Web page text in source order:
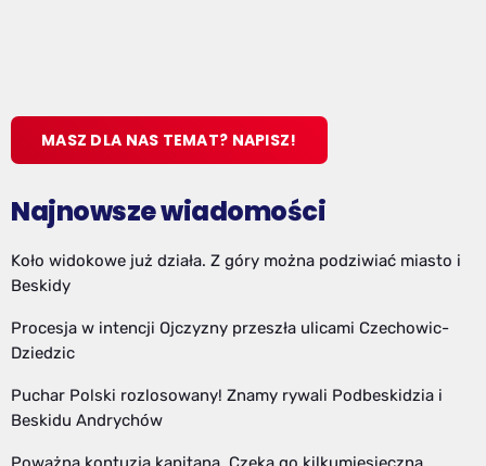
MASZ DLA NAS TEMAT? NAPISZ!
Najnowsze wiadomości
Koło widokowe już działa. Z góry można podziwiać miasto i
Beskidy
Procesja w intencji Ojczyzny przeszła ulicami Czechowic-
Dziedzic
Puchar Polski rozlosowany! Znamy rywali Podbeskidzia i
Beskidu Andrychów